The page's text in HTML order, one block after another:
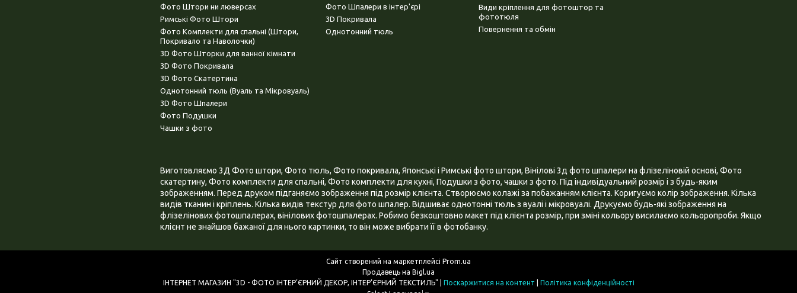
Фото Штори ни люверсах
Римські Фото Штори
Фото Комплекти для спальні (Штори,
Покривало та Наволочки)
3D Фото Шторки для ванної кімнати
3D Фото Покривала
3D Фото Скатертина
Однотонний тюль (Вуаль та Мікровуаль)
3D Фото Шпалери
Фото Подушки
Чашки з фото
Фото Шпалери в інтер'єрі
3D Покривала
Однотонний тюль
Види кріплення для фотоштор та
фототюля
Повернення та обмін
Виготовляємо 3Д Фото штори, Фото тюль, Фото покривала, Японські і Римські фото штори, Вінілові 3д фото шпалери на флізеліновій основі, Фото
скатертину, Фото комплекти для спальні, Фото комплекти для кухні, Подушки з фото, чашки з фото. Під індивідуальний розмір і з будь-яким
зображенням. Перед друком підганяємо зображення під розмір клієнта. Створюємо колажі за побажанням клієнта. Коригуємо колір зображення. Кілька
видів тканин і кріплень. Кілька видів текстур для фото шпалер. Відшиває однотонні тюль з вуалі і мікровуалі. Друкуємо будь-які зображення на
флізелінових фотошпалерах, вінілових фотошпалерах. Робимо безкоштовно макет під клієнта розмір, при зміні кольору висилаємо кольоропроби. Якщо
клієнт не знайшов бажаної для нього картинки, то він може вибрати її в фотобанку.
Сайт створений на маркетплейсі Prom.ua
Продавець на Bigl.ua
Поскаржитися на контент
Політика конфіденційності